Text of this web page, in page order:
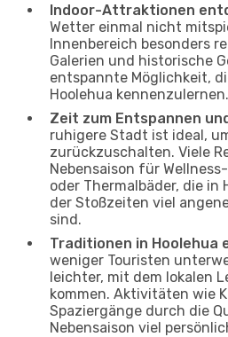
Indoor-Attraktionen
Wetter einmal nicht
Innenbereich besonders
Galerien und historische
entspannte Möglichkeit,
Hoolehua kennenzulernen.
Zeit zum Entspannen
ruhigere Stadt ist ideal,
zurückzuschalten. Viele
Nebensaison für
oder Thermalbäder, die in
der Stoßzeiten viel
sind.
Traditionen in Hoolehua
weniger Touristen
leichter, mit dem lokalen
kommen. Aktivitäten wie
Spaziergänge durch die
Nebensaison viel